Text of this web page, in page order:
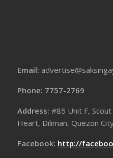
Email:
Phone: 7757-2769
Address:#85 Unit F,
Heart, Diliman, Quezon
Facebook: http://